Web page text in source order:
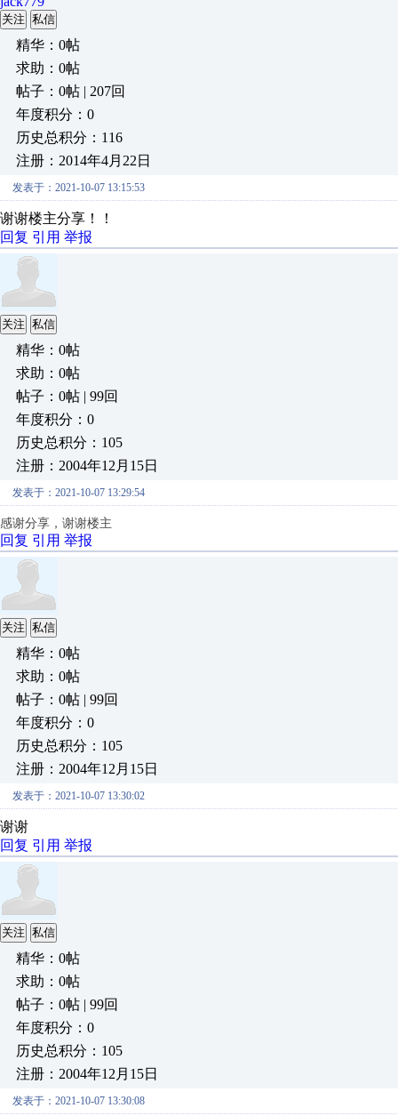
关注 私信
精华：0帖
求助：0帖
帖子：0帖 | 207回
年度积分：0
历史总积分：116
注册：2014年4月22日
发表于：2021-10-07 13:15:53
谢谢楼主分享！！
回复 引用 举报
关注 私信
精华：0帖
求助：0帖
帖子：0帖 | 99回
年度积分：0
历史总积分：105
注册：2004年12月15日
发表于：2021-10-07 13:29:54
感谢分享，谢谢楼主
回复 引用 举报
关注 私信
精华：0帖
求助：0帖
帖子：0帖 | 99回
年度积分：0
历史总积分：105
注册：2004年12月15日
发表于：2021-10-07 13:30:02
谢谢
回复 引用 举报
关注 私信
精华：0帖
求助：0帖
帖子：0帖 | 99回
年度积分：0
历史总积分：105
注册：2004年12月15日
发表于：2021-10-07 13:30:08